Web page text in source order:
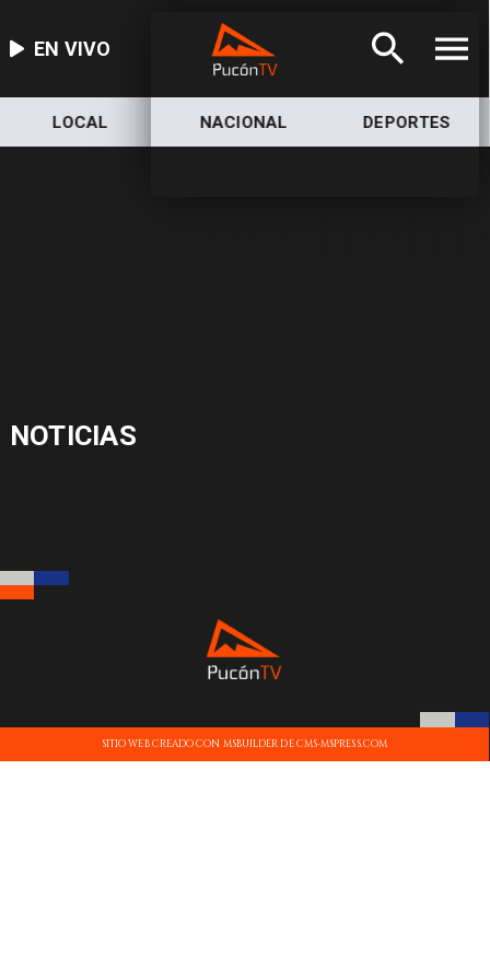
EN VIVO
LOCAL NACIONAL DEPORTES
NOTICIAS
SITIO WEB CREADO CON MSBUILDER DE CMS-MSPRESS.COM